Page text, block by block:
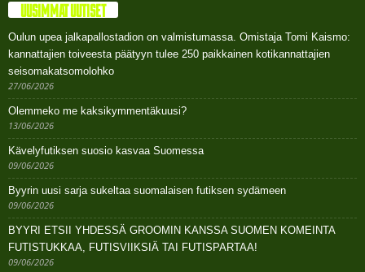
UUSIMMAT UUTISET
Oulun upea jalkapallostadion on valmistumassa. Omistaja Tomi Kaismo:
kannattajien toiveesta päätyyn tulee 250 paikkainen kotikannattajien
seisomakatsomolohko
27/06/2026
Olemmeko me kaksikymmentäkuusi?
13/06/2026
Kävelyfutiksen suosio kasvaa Suomessa
09/06/2026
Byyrin uusi sarja sukeltaa suomalaisen futiksen sydämeen
09/06/2026
BYYRI ETSII YHDESSÄ GROOMIN KANSSA SUOMEN KOMEINTA
FUTISTUKKAA, FUTISVIIKSIÄ TAI FUTISPARTAA!
09/06/2026